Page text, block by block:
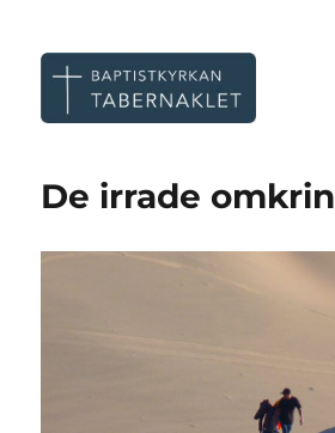
De irrade